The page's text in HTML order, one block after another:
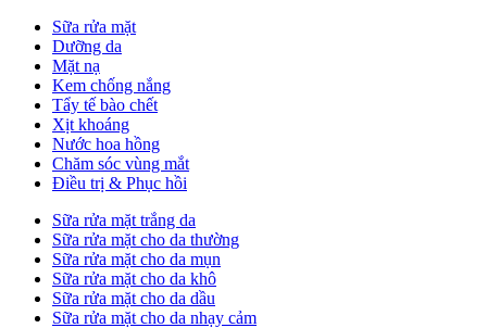
Sữa rửa mặt
Dưỡng da
Mặt nạ
Kem chống nắng
Tẩy tế bào chết
Xịt khoáng
Nước hoa hồng
Chăm sóc vùng mắt
Điều trị & Phục hồi
Sữa rửa mặt trắng da
Sữa rửa mặt cho da thường
Sữa rửa mặt cho da mụn
Sữa rửa mặt cho da khô
Sữa rửa mặt cho da dầu
Sữa rửa mặt cho da nhạy cảm